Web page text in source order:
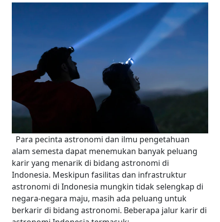
Para pecinta astronomi dan ilmu pengetahuan
alam semesta dapat menemukan banyak peluang
karir yang menarik di bidang astronomi di
Indonesia. Meskipun fasilitas dan infrastruktur
astronomi di Indonesia mungkin tidak selengkap di
negara-negara maju, masih ada peluang untuk
berkarir di bidang astronomi. Beberapa jalur karir di